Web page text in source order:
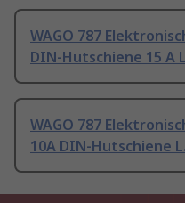
WAGO 787
DIN-Hutschiene 15 A
WAGO 787
10A DIN-Hutschiene